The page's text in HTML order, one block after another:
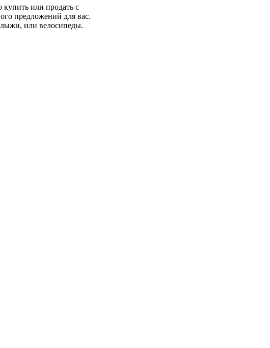
купить или продать с
предложений для вас.
лыжи, или велосипеды.